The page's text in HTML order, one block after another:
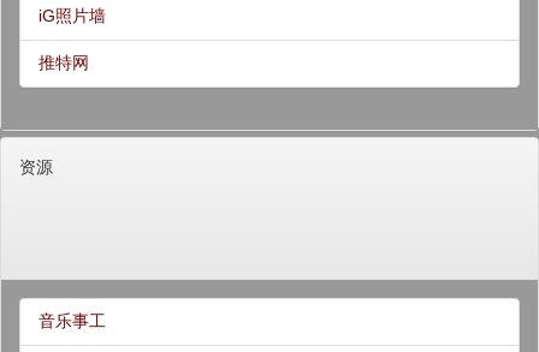
iG照片墙
推特网
资源
音乐事工